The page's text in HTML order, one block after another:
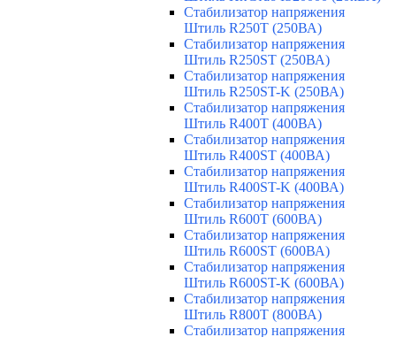
Стабилизатор напряжения
Штиль R250T (250ВА)
Стабилизатор напряжения
Штиль R250ST (250ВА)
Стабилизатор напряжения
Штиль R250ST-K (250ВА)
Стабилизатор напряжения
Штиль R400T (400ВА)
Стабилизатор напряжения
Штиль R400ST (400ВА)
Стабилизатор напряжения
Штиль R400ST-K (400ВА)
Стабилизатор напряжения
Штиль R600T (600ВА)
Стабилизатор напряжения
Штиль R600ST (600ВА)
Стабилизатор напряжения
Штиль R600ST-K (600ВА)
Стабилизатор напряжения
Штиль R800T (800ВА)
Стабилизатор напряжения